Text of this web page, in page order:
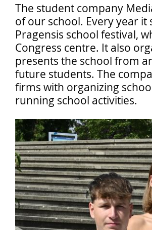
Pro
studenty
The student company
of our school. Every year it
Pragensis school festival,
Congress centre. It also
presents the school from
future students. The
firms with organizing
running school activities.